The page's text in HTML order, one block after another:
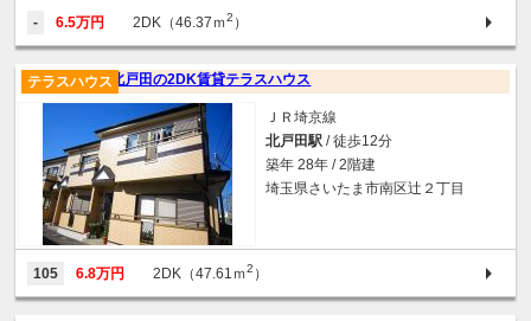
- 6.5万円 2DK（46.37ｍ2 ）
北戸田の2DK賃貸テラスハウス
テラスハウス
ＪＲ埼京線
北戸田駅 / 徒歩12分
築年 28年 / 2階建
埼玉県さいたま市南区辻２丁目
105 6.8万円 2DK（47.61ｍ2 ）